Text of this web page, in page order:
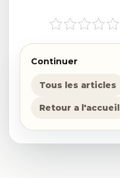
Continuer
Tous les articles
Retour a l'accueil